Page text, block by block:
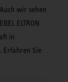
wir sehen
ELTRON
in
Erfahren Sie